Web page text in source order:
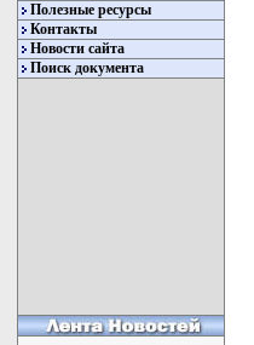
Полезные ресурсы
Контакты
Новости сайта
Поиск документа